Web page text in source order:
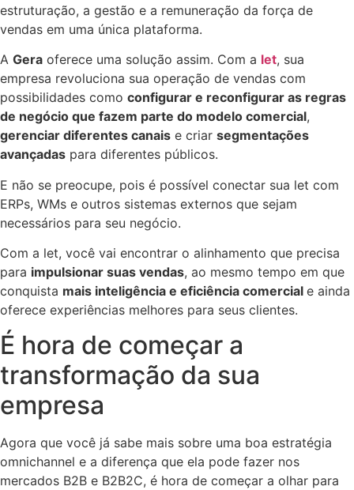
estruturação, a gestão e a remuneração da força de
vendas em uma única plataforma.
A Gera oferece uma solução assim. Com a let, sua
empresa revoluciona sua operação de vendas com
possibilidades como configurar e reconfigurar as regras
de negócio que fazem parte do modelo comercial,
gerenciar diferentes canais e criar segmentações
avançadas para diferentes públicos.
E não se preocupe, pois é possível conectar sua let com
ERPs, WMs e outros sistemas externos que sejam
necessários para seu negócio.
Com a let, você vai encontrar o alinhamento que precisa
para impulsionar suas vendas, ao mesmo tempo em que
conquista mais inteligência e eficiência comercial e ainda
oferece experiências melhores para seus clientes.
É hora de começar a
transformação da sua
empresa
Agora que você já sabe mais sobre uma boa estratégia
omnichannel e a diferença que ela pode fazer nos
mercados B2B e B2B2C, é hora de começar a olhar para